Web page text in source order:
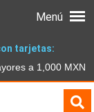
tarjetas:
a 1,000 MXN
Menú